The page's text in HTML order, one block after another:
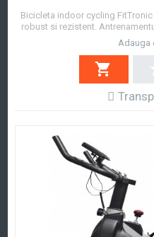
Bicicleta indoor cycling
robust si rezistent.
asemanator antenamentului
permite să ardeți grăsimi
cardiovascular.
Adauga